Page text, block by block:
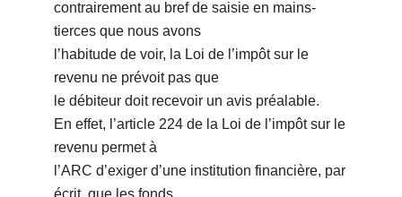
contrairement au bref de saisie en mains-
tierces que nous avons
l’habitude de voir, la Loi de l’impôt sur le
revenu ne prévoit pas que
le débiteur doit recevoir un avis préalable.
En effet, l’article 224 de la Loi de l’impôt sur le
revenu permet à
l’ARC d’exiger d’une institution financière, par